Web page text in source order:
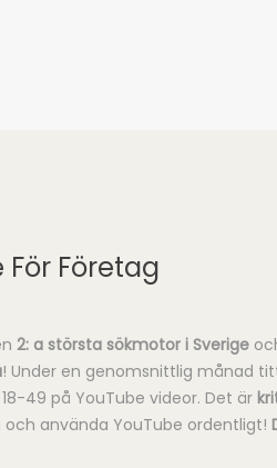
För Företag
2: a största sökmotor i Sverige
! Under en genomsnittlig månad
49 på YouTube videor. Det är
använda YouTube ordentligt!